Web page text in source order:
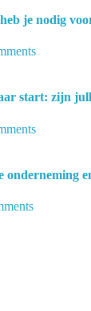
je nodig
start: zijn
onderneming